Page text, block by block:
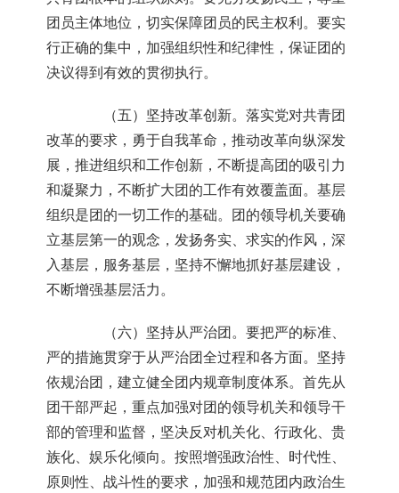
团员主体地位，切实保障团员的民主权利。要实
行正确的集中，加强组织性和纪律性，保证团的
决议得到有效的贯彻执行。
（五）坚持改革创新。落实党对共青团
改革的要求，勇于自我革命，推动改革向纵深发
展，推进组织和工作创新，不断提高团的吸引力
和凝聚力，不断扩大团的工作有效覆盖面。基层
组织是团的一切工作的基础。团的领导机关要确
立基层第一的观念，发扬务实、求实的作风，深
入基层，服务基层，坚持不懈地抓好基层建设，
不断增强基层活力。
（六）坚持从严治团。要把严的标准、
严的措施贯穿于从严治团全过程和各方面。坚持
依规治团，建立健全团内规章制度体系。首先从
团干部严起，重点加强对团的领导机关和领导干
部的管理和监督，坚决反对机关化、行政化、贵
族化、娱乐化倾向。按照增强政治性、时代性、
原则性、战斗性的要求，加强和规范团内政治生